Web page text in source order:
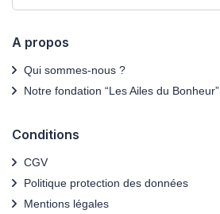
A propos
Qui sommes-nous ?
Notre fondation “Les Ailes du Bonheur”
Conditions
CGV
Politique protection des données
Mentions légales